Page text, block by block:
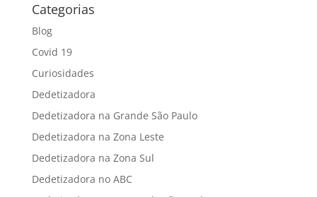
Categorias
Blog
Covid 19
Curiosidades
Dedetizadora
Dedetizadora na Grande São Paulo
Dedetizadora na Zona Leste
Dedetizadora na Zona Sul
Dedetizadora no ABC